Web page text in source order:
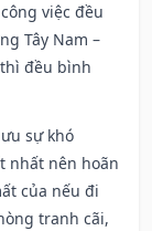
việc đều
Tây Nam –
đều bình
sự khó
nhất nên hoãn
của nếu đi
tranh cãi,